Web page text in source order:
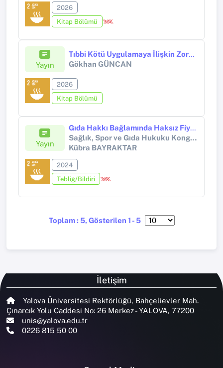
2026
Kitap Bölümü
Yayın
Tıbbi Kötü Uygulamaya İlişkin Zorunlu Mali Sorumluluk Sigortasında Riziko
Gökhan GÜNCAN
2026
Kitap Bölümü
Yayın
Gıda Hakkı Bağlamında Haksız Fiyatlandırmanın Önlenmesine İlişkin İdarenin Yetki ve Görevleri
Sağlık, Spor ve Gıda Hukuku Kongresi
Kübra BAYRAKTAR
2024
Tebliğ/Bildiri
Toplam : 5, Gösterilen 1 - 5
İletişim
Yalova Üniversitesi Rektörlüğü, Bahçelievler Mah.
Çınarcık Yolu Caddesi No: 26 Merkez - YALOVA, 77200
unis@yalova.edu.tr
0226 815 50 00